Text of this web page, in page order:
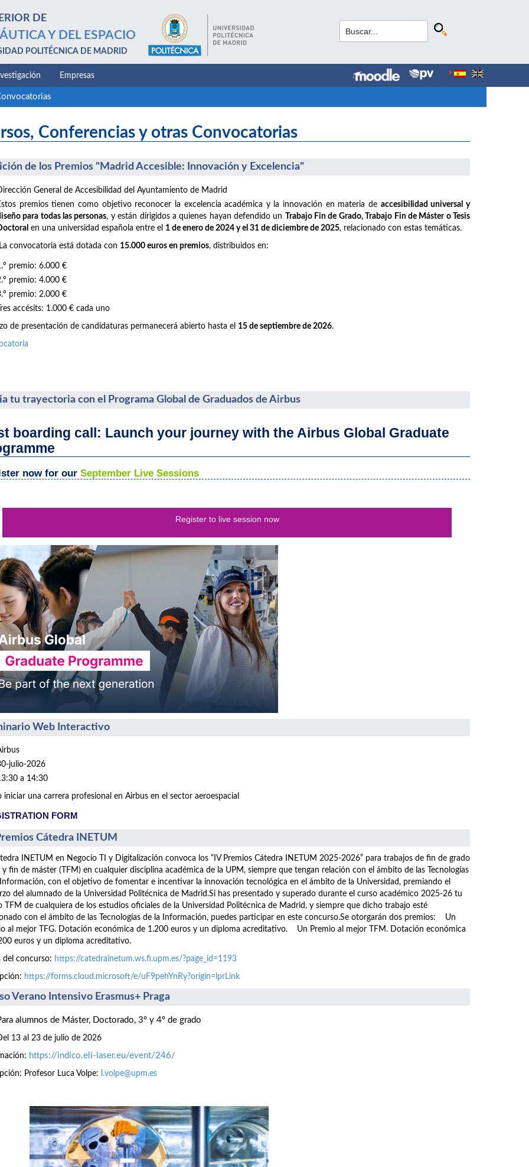
DE
Y DEL ESPACIO
POLITÉCNICA DE MADRID
Empresas
Conferencias y otras Convocatorias
de los Premios "Madrid Accesible: Innovación y Excelencia"
General de Accesibilidad del Ayuntamiento de Madrid
premios tienen como objetivo reconocer la excelencia académica y la innovación en materia de accesibilidad universal y
para todas las personas, y están dirigidos a quienes hayan defendido un Trabajo Fin de Grado, Trabajo Fin de Máster o Tesis
en una universidad española entre el 1 de enero de 2024 y el 31 de diciembre de 2025, relacionado con estas temáticas.
convocatoria está dotada con 15.000 euros en premios, distribuidos en:
premio: 6.000 €
premio: 4.000 €
premio: 2.000 €
accésits: 1.000 € cada uno
de presentación de candidaturas permanecerá abierto hasta el 15 de septiembre de 2026.
tu trayectoria con el Programa Global de Graduados de Airbus
boarding call: Launch your journey with the Airbus Global Graduate
now for our September Live Sessions
Register to live session now
Web Interactivo
julio-2026
a 14:30
iniciar una carrera profesional en Airbus en el sector aeroespacial
FORM
Cátedra INETUM
INETUM en Negocio TI y Digitalización convoca los “IV Premios Cátedra INETUM 2025-2026” para trabajos de fin de grado
y fin de máster (TFM) en cualquier disciplina académica de la UPM, siempre que tengan relación con el ámbito de las Tecnologías
con el objetivo de fomentar e incentivar la innovación tecnológica en el ámbito de la Universidad, premiando el
del alumnado de la Universidad Politécnica de Madrid.Si has presentado y superado durante el curso académico 2025-26 tu
TFM de cualquiera de los estudios oficiales de la Universidad Politécnica de Madrid, y siempre que dicho trabajo esté
con el ámbito de las Tecnologías de la Información, puedes participar en este concurso.Se otorgarán dos premios: Un
al mejor TFG. Dotación económica de 1.200 euros y un diploma acreditativo. Un Premio al mejor TFM. Dotación económica
euros y un diploma acreditativo.
del concurso: https://catedrainetum.ws.fi.upm.es/?page_id=1193
https://forms.cloud.microsoft/e/uF9pehYnRy?origin=lprLink
Verano Intensivo Erasmus+ Praga
alumnos de Máster, Doctorado, 3º y 4º de grado
13 al 23 de julio de 2026
https://indico.eli-laser.eu/event/246/
Profesor Luca Volpe: l.volpe@upm.es